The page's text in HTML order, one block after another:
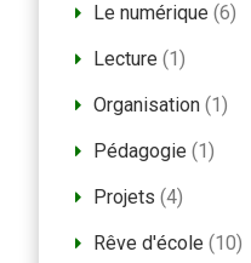
Le numérique (6)
Lecture (1)
Organisation(1)
Pédagogie (1)
Projets (4)
Rêve d'école (10)